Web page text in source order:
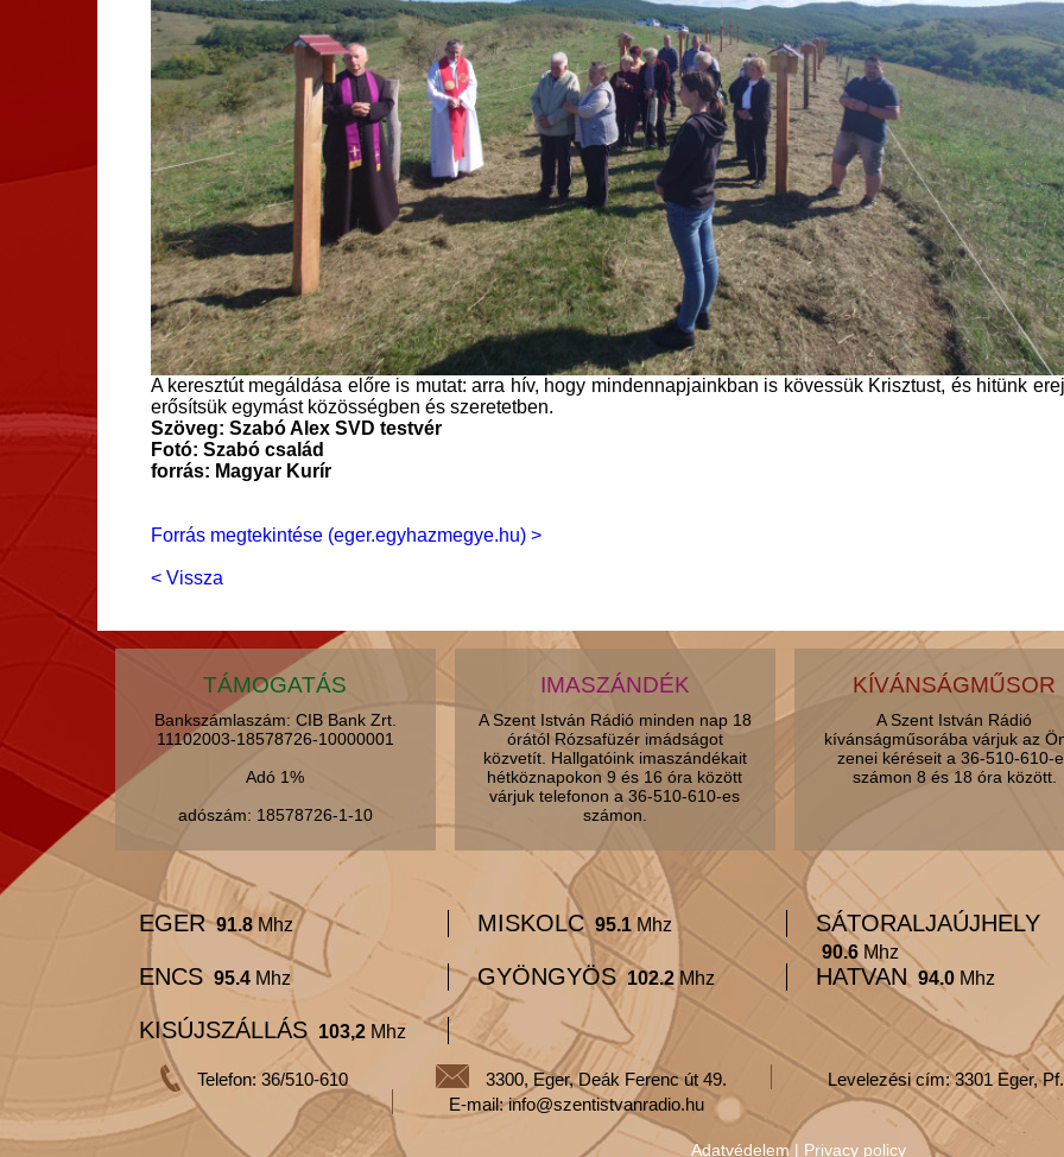
A keresztút megáldása előre is mutat: arra hív, hogy mindennapjainkban is kövessük Krisztust, és hitünk
erősítsük egymást közösségben és szeretetben.
Szöveg: Szabó Alex SVD testvér
Fotó: Szabó család
forrás: Magyar Kurír
Forrás megtekintése (eger.egyhazmegye.hu) >
< Vissza
TÁMOGATÁS
Bankszámlaszám: CIB Bank Zrt.
11102003-18578726-10000001
Adó 1%
adószám: 18578726-1-10
IMASZÁNDÉK
A Szent István Rádió minden nap 18
órától Rózsafüzér imádságot
közvetít. Hallgatóink imaszándékait
hétköznapokon 9 és 16 óra között
várjuk telefonon a 36-510-610-es
számon.
KÍVÁNSÁGMŰSOR
A Szent István Rádió
kívánságműsorába várjuk az
zenei kéréseit a 36-510-610-
számon 8 és 18 óra között.
EGER 91.8Mhz MISKOLC 95.1Mhz SÁTORALJAÚJHELY
90.6Mhz
ENCS 95.4Mhz GYÖNGYÖS 102.2Mhz HATVAN 94.0Mhz
KISÚJSZÁLLÁS 103,2Mhz
Telefon: 36/510-610 3300, Eger, Deák Ferenc út 49.
Levelezési cím: 3301 Eger,
E-mail: info@szentistvanradio.hu
Adatvédelem| Privacy policy